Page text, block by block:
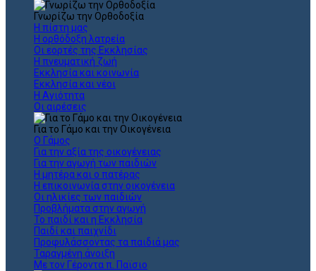
Γνωρίζω την Ορθοδοξία
Η πίστη μας
Η ορθόδοξη λατρεία
Οι εορτές της Εκκλησίας
Η πνευματική ζωή
Εκκλησία και κοινωνία
Εκκλησία και νέοι
Η Αγιότητα
Οι αιρέσεις
Για το Γάμο και την Οικογένεια
Ο Γάμος
Για την αξία της οικογένειας
Για την αγωγή των παιδιών
Η μητέρα και ο πατέρας
Η επικοινωνία στην οικογένεια
Οι ηλικίες των παιδιών
Προβλήματα στην αγωγή
Το παιδί και η Εκκλησία
Παιδί και παιχνίδι
Προφυλάσσοντας τα παιδιά μας
Ταραγμένη άνοιξη
Με τον Γέροντα π. Παϊσιο